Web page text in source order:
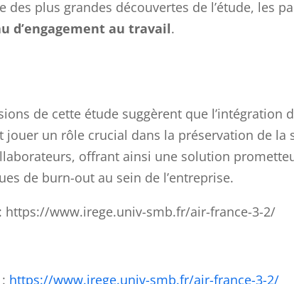
des plus grandes découvertes de l’étude, les
d’engagement au travail.
de cette étude suggèrent que l’intégration
jouer un rôle crucial dans la préservation de la
offrant ainsi une solution
de burn-out au sein de l’entreprise.
https://www.irege.univ-smb.fr/air-france-3-2/
https://www.irege.univ-smb.fr/air-france-3-2/